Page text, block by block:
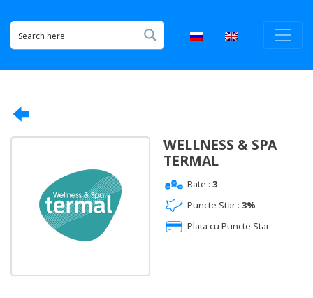
WELLNESS & SPA
TERMAL
Rate : 3
Puncte Star : 3%
Plata cu Puncte Star